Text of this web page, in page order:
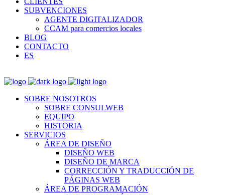
SUBVENCIONES
AGENTE DIGITALIZADOR
CCAM para comercios locales
BLOG
CONTACTO
ES
SOBRE NOSOTROS
SOBRE CONSULWEB
EQUIPO
HISTORIA
SERVICIOS
ÁREA DE DISEÑO
DISEÑO WEB
DISEÑO DE MARCA
CORRECCIÓN Y TRADUCCIÓN DE
PÁGINAS WEB
ÁREA DE PROGRAMACIÓN